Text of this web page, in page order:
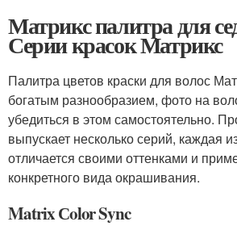
Матрикс палитра для
Серии красок Матрикс
Палитра цветов краски для волос
богатым разнообразием, фото на
убедиться в этом самостоятельно.
выпускает несколько серий, каждая
отличается своими оттенками и
конкретного вида окрашивания.
Matrix Сolor Sync